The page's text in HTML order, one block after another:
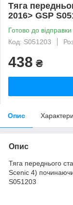
Тяга
2016> GSP
Готово до відправки
Код: S051203
438 ₴
Опис
Опис
Тяга переднього
Scenic 4)
S051203